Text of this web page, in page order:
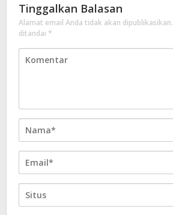
Tinggalkan Balasan
Alamat email Anda tidak akan dipublikasikan.
ditandai *